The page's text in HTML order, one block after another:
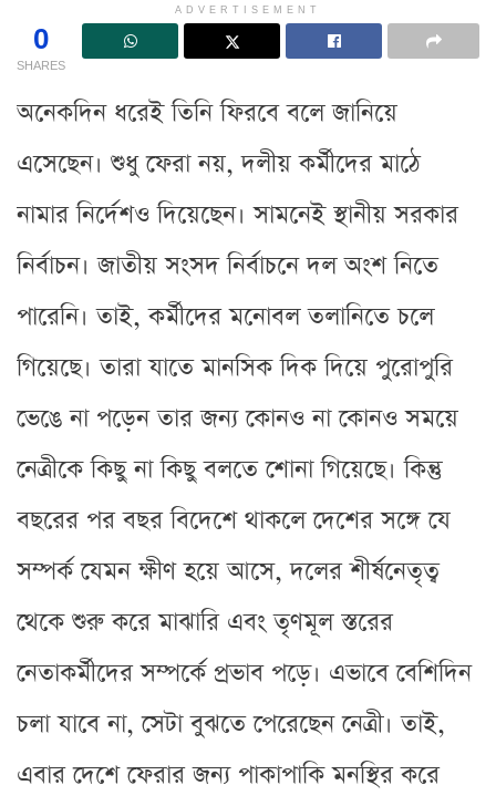
ADVERTISEMENT
0
SHARES
অনেকদিন ধরেই তিনি ফিরবে বলে জানিয়ে
এসেছেন। শুধু ফেরা নয়, দলীয় কর্মীদের মাঠে
নামার নির্দেশও দিয়েছেন। সামনেই স্থানীয় সরকার
নির্বাচন। জাতীয় সংসদ নির্বাচনে দল অংশ নিতে
পারেনি। তাই, কর্মীদের মনোবল তলানিতে চলে
গিয়েছে। তারা যাতে মানসিক দিক দিয়ে পুরোপুরি
ভেঙে না পড়েন তার জন্য কোনও না কোনও সময়ে
নেত্রীকে কিছু না কিছু বলতে শোনা গিয়েছে। কিন্তু
বছরের পর বছর বিদেশে থাকলে দেশের সঙ্গে যে
সম্পর্ক যেমন ক্ষীণ হয়ে আসে, দলের শীর্ষনেতৃত্ব
থেকে শুরু করে মাঝারি এবং তৃণমূল স্তরের
নেতাকর্মীদের সম্পর্কে প্রভাব পড়ে। এভাবে বেশিদিন
চলা যাবে না, সেটা বুঝতে পেরেছেন নেত্রী। তাই,
এবার দেশে ফেরার জন্য পাকাপাকি মনস্থির করে